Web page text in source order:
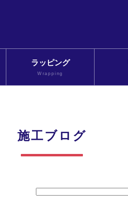
ラッピング
Wrapping
施工ブログ